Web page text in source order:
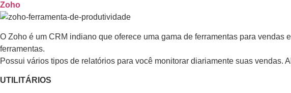
Zoho
O Zoho é um CRM indiano que oferece uma gama de ferramentas para
ferramentas.
Possui vários tipos de relatórios para você monitorar diariamente suas vendas.
UTILITÁRIOS